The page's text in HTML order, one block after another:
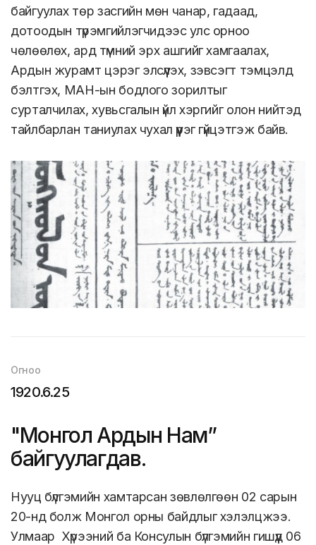
байгуулах төр засгийн мөн чанар, гадаад,
дотоодын түрэмгийлэгчидээс улс орноо
чөлөөлөх, ард түмний эрх ашгийг хамгаалах,
Ардын журамт цэрэг элсүүлэх, зэвсэгт тэмцэлд
бэлтгэх, МАН-ын бодлого зорилтыг
сурталчилах, хувьсгалын үйл хэргийг олон нийтэд
тайлбарлан таниулах чухал үүрэг гүйцэтгэж байв.
Огноо
1920.6.25
"Монгол Ардын Нам”
байгуулагдав.
Нууц бүлгэмийн хамтарсан зөвлөлгөөн 02 сарын
20-нд болж Монгол орны байдлыг хэлэлцжээ.
Улмаар Хүрээний ба Консулын бүлгэмийн гишүүд 06